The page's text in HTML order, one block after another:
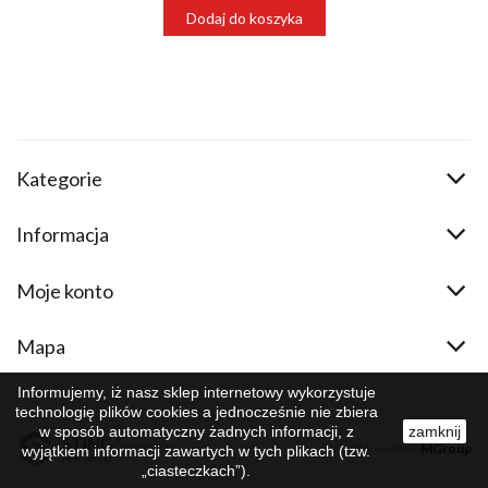
Dodaj do koszyka
Kategorie
Informacja
Moje konto
Mapa
Informujemy, iż nasz sklep internetowy wykorzystuje
technologię plików cookies a jednocześnie nie zbiera
w sposób automatyczny żadnych informacji, z
wyjątkiem informacji zawartych w tych plikach (tzw.
„ciasteczkach”).
zamknij
© 2026 Wykonanie:MGroup